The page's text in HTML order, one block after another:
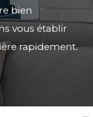
bien
vous établir
rapidement.